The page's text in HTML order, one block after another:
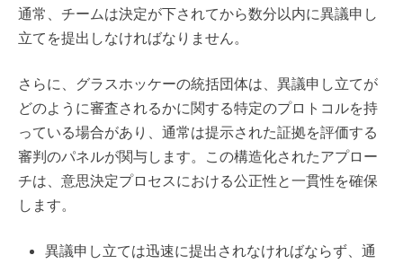
通常、チームは決定が下されてから数分以内に異議申し
立てを提出しなければなりません。
さらに、グラスホッケーの統括団体は、異議申し立てが
どのように審査されるかに関する特定のプロトコルを持
っている場合があり、通常は提示された証拠を評価する
審判のパネルが関与します。この構造化されたアプロー
チは、意思決定プロセスにおける公正性と一貫性を確保
します。
異議申し立ては迅速に提出されなければならず、通